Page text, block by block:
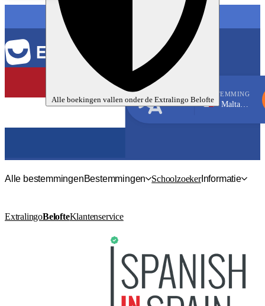
Alle boekingen vallen onder de Extralingo Belofte
TAAL
BESTEMMING
Malta, Sliema
Alle bestemmingenBestemmingen SchoolzoekerInformatie
ExtralingoBelofteKlantenservice